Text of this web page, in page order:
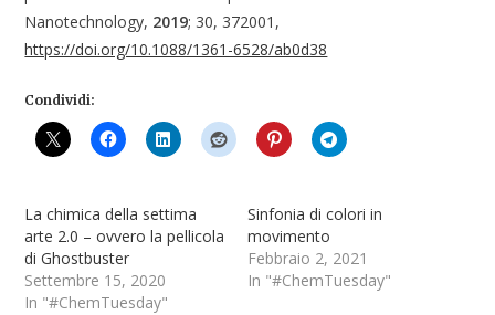
Nanotechnology, 2019; 30, 372001,
https://doi.org/10.1088/1361-6528/ab0d38
Condividi:
La chimica della settima
arte 2.0 – ovvero la pellicola
di Ghostbuster
Settembre 15, 2020
In "#ChemTuesday"
Sinfonia di colori in
movimento
Febbraio 2, 2021
In "#ChemTuesday"